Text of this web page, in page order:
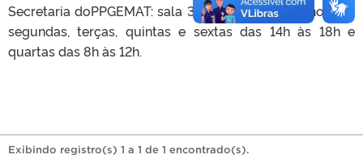
Secretaria doPPGEMAT: sala 302, campus Porto horário:
segundas, terças, quintas e sextas das 14h às 18h e
quartas das 8h às 12h.
Exibindo registro(s) 1 a 1 de 1 encontrado(s).